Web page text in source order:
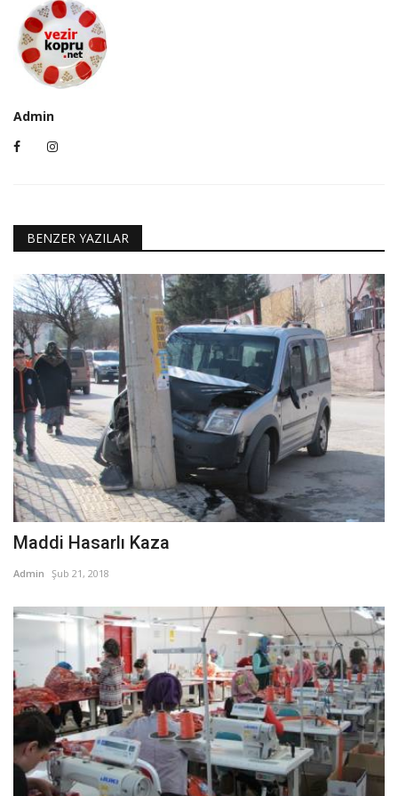
Admin
BENZER YAZILAR
Maddi Hasarlı Kaza
Admin Şub 21, 2018